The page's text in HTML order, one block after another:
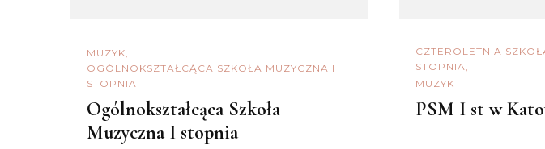
MUZYK
OGÓLNOKSZTAŁCĄCA SZKOŁA MUZYCZNA I
STOPNIA
Ogólnokształcąca Szkoła
Muzyczna I stopnia
CZTEROLETNIA
STOPNIA
MUZYK
PSM I st w